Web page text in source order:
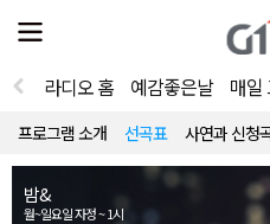
전
체
뉴
열
라디오 홈 예감좋은날 매일
프로그램 소개 선곡표 사연과 신청
밤&
월~일요일 자정 ~ 1시